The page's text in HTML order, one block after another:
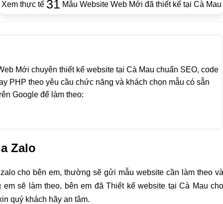
Xem thực tế 31 Mẫu Website Web Mới đã thiết kế tại Cà Mau
Mới chuyên thiết kế website tại Cà Mau chuẩn SEO, code
PHP theo yêu cầu chức năng và khách chọn mẫu có sẵn
Google để làm theo:
Zalo
cho bên em, thường sẽ gửi mẫu website cần làm theo và
sẽ làm theo, bên em đã Thiết kế website tại Cà Mau cho
quý khách hãy an tâm.